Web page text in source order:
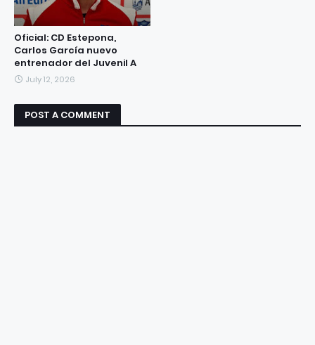
Oficial: CD Estepona,
Carlos García nuevo
entrenador del Juvenil A
July 12, 2026
POST A COMMENT